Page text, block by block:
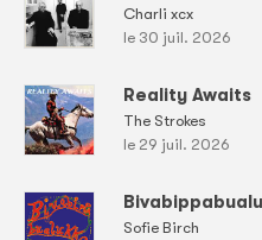
Charli xcx
le 30 juil. 2026
Reality Awaits
The Strokes
le 29 juil. 2026
Sofie Birch